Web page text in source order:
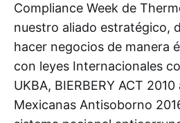
Compliance Week de
nuestro aliado estratégico,
hacer negocios de manera
con leyes Internacionales
UKBA, BIERBERY ACT
Mexicanas Antisoborno